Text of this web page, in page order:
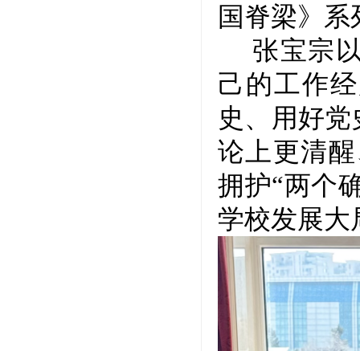
国脊梁》
张宝宗
己的工作
史、用好
论上更清
拥护“两个
学校发展大